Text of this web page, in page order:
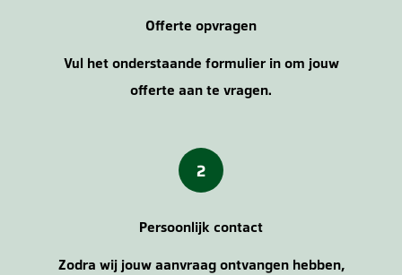
Offerte opvragen
Vul het onderstaande formulier in om jouw
offerte aan te vragen.
2
Persoonlijk contact
Zodra wij jouw aanvraag ontvangen hebben,